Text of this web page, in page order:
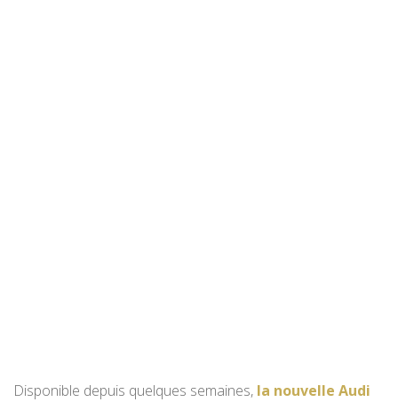
Disponible depuis quelques semaines, la nouvelle Audi